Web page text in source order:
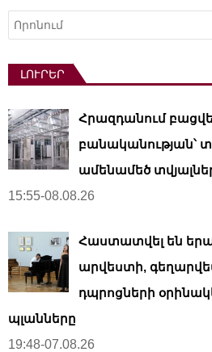
s
p
a
g
i
n
a
t
i
n
Որոնել
ԼՈՒՐԵՐ
Հրազդանում
բանականության՝
ամենամեծ
15:55-08.08.26
Հաստատվել են
արվեստի,
դպրոցների
պլանները
19:48-07.08.26